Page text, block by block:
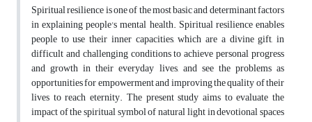
Spiritual resilience is one of the most basic and determinant factors
in explaining people's mental health. Spiritual resilience enables
people to use their inner capacities, which are a divine gift, in
difficult and challenging conditions to achieve personal progress
and growth in their everyday lives, and see the problems as
opportunities for empowerment and improving the quality of their
lives to reach eternity. The present study aims to evaluate the
impact of the spiritual symbol of natural light in devotional spaces